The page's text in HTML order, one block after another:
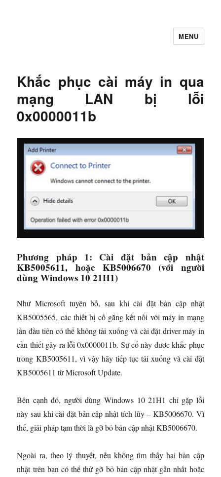
MENU
Khắc phục cài máy in qua
mạng LAN bị lỗi
0x0000011b
Phương pháp 1: Cài đặt bản cập nhật
KB5005611, hoặc KB5006670 (với người
dùng Windows 10 21H1)
Như Microsoft tuyên bố, sau khi cài đặt bản cập nhật
KB5005565, các thiết bị cố gắng kết nối với máy in mạng
lần đầu tiên có thể không tải xuống và cài đặt driver máy in
cần thiết gây ra lỗi 0x0000011b. Sự cố này được khắc phục
trong KB5005611, vì vậy hãy tiếp tục tải xuống và cài đặt
KB5005611 từ Microsoft Update.
Bên cạnh đó, người dùng Windows 10 21H1 chỉ gặp lỗi
này sau khi cài đặt bản cập nhật tích lũy – KB5006670. Vì
thế, giải pháp tạm thời là gỡ bỏ bản cập nhật KB5006670.
Ngoài ra, theo lý thuyết, nếu không tìm thấy hai bản cập
nhật trên bạn có thể thử gỡ bỏ bản cập nhật gần nhất hoặc